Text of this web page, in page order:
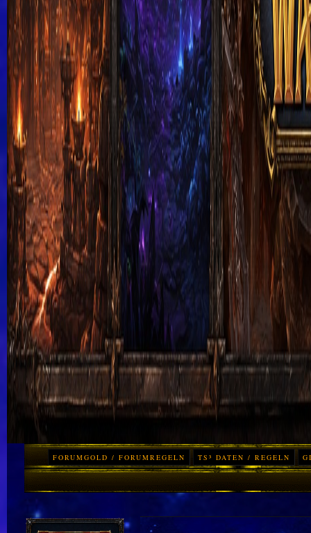
FORUMGOLD / FORUMREGELN TS³ DATEN / REGELN